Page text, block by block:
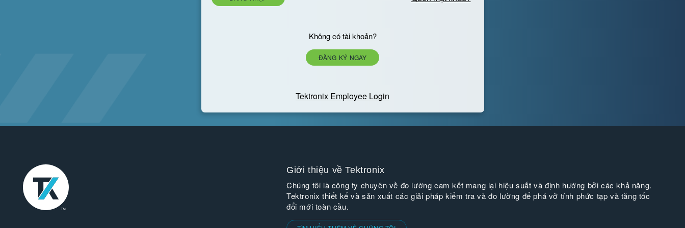
Không có tài khoản?
ĐĂNG KÝ NGAY
Tektronix Employee Login
Giới thiệu về Tektronix
Chúng tôi là công ty chuyên về đo lường cam kết mang lại hiệu suất và định hướng bởi các khả năng.
Tektronix thiết kế và sản xuất các giải pháp kiểm tra và đo lường để phá vỡ tính phức tạp và tăng tốc
đổi mới toàn cầu.